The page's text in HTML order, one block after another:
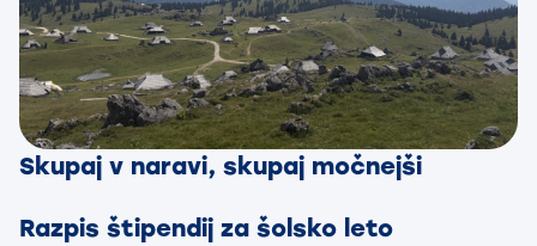
Skupaj v naravi, skupaj močnejši
Razpis štipendij za šolsko leto